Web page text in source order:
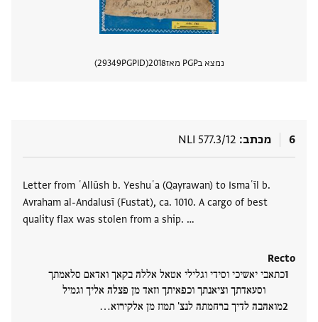
נמצא בPGP מאז 2018
PGPID
29349
6 מכתב NLI 577.3/12
Letter from ʿAllūsh b. Yeshuʿa (Qayrawan) to Ismaʿīl b.
Avraham al-Andalusī (Fustat), ca. 1010. A cargo of best
quality flax was stolen from a ship. …
Recto
כתאבי יאשיכי וסידי וגלילי אטאל אללה בקאך ואדאם סלאמתך
וסעאדתך וציאנתך וכפאיתך וזאד מן פצלה אליך וגמיל
מואהבה לדיך ברחמתה לנצ' תמוז מן אלקירוא‮…